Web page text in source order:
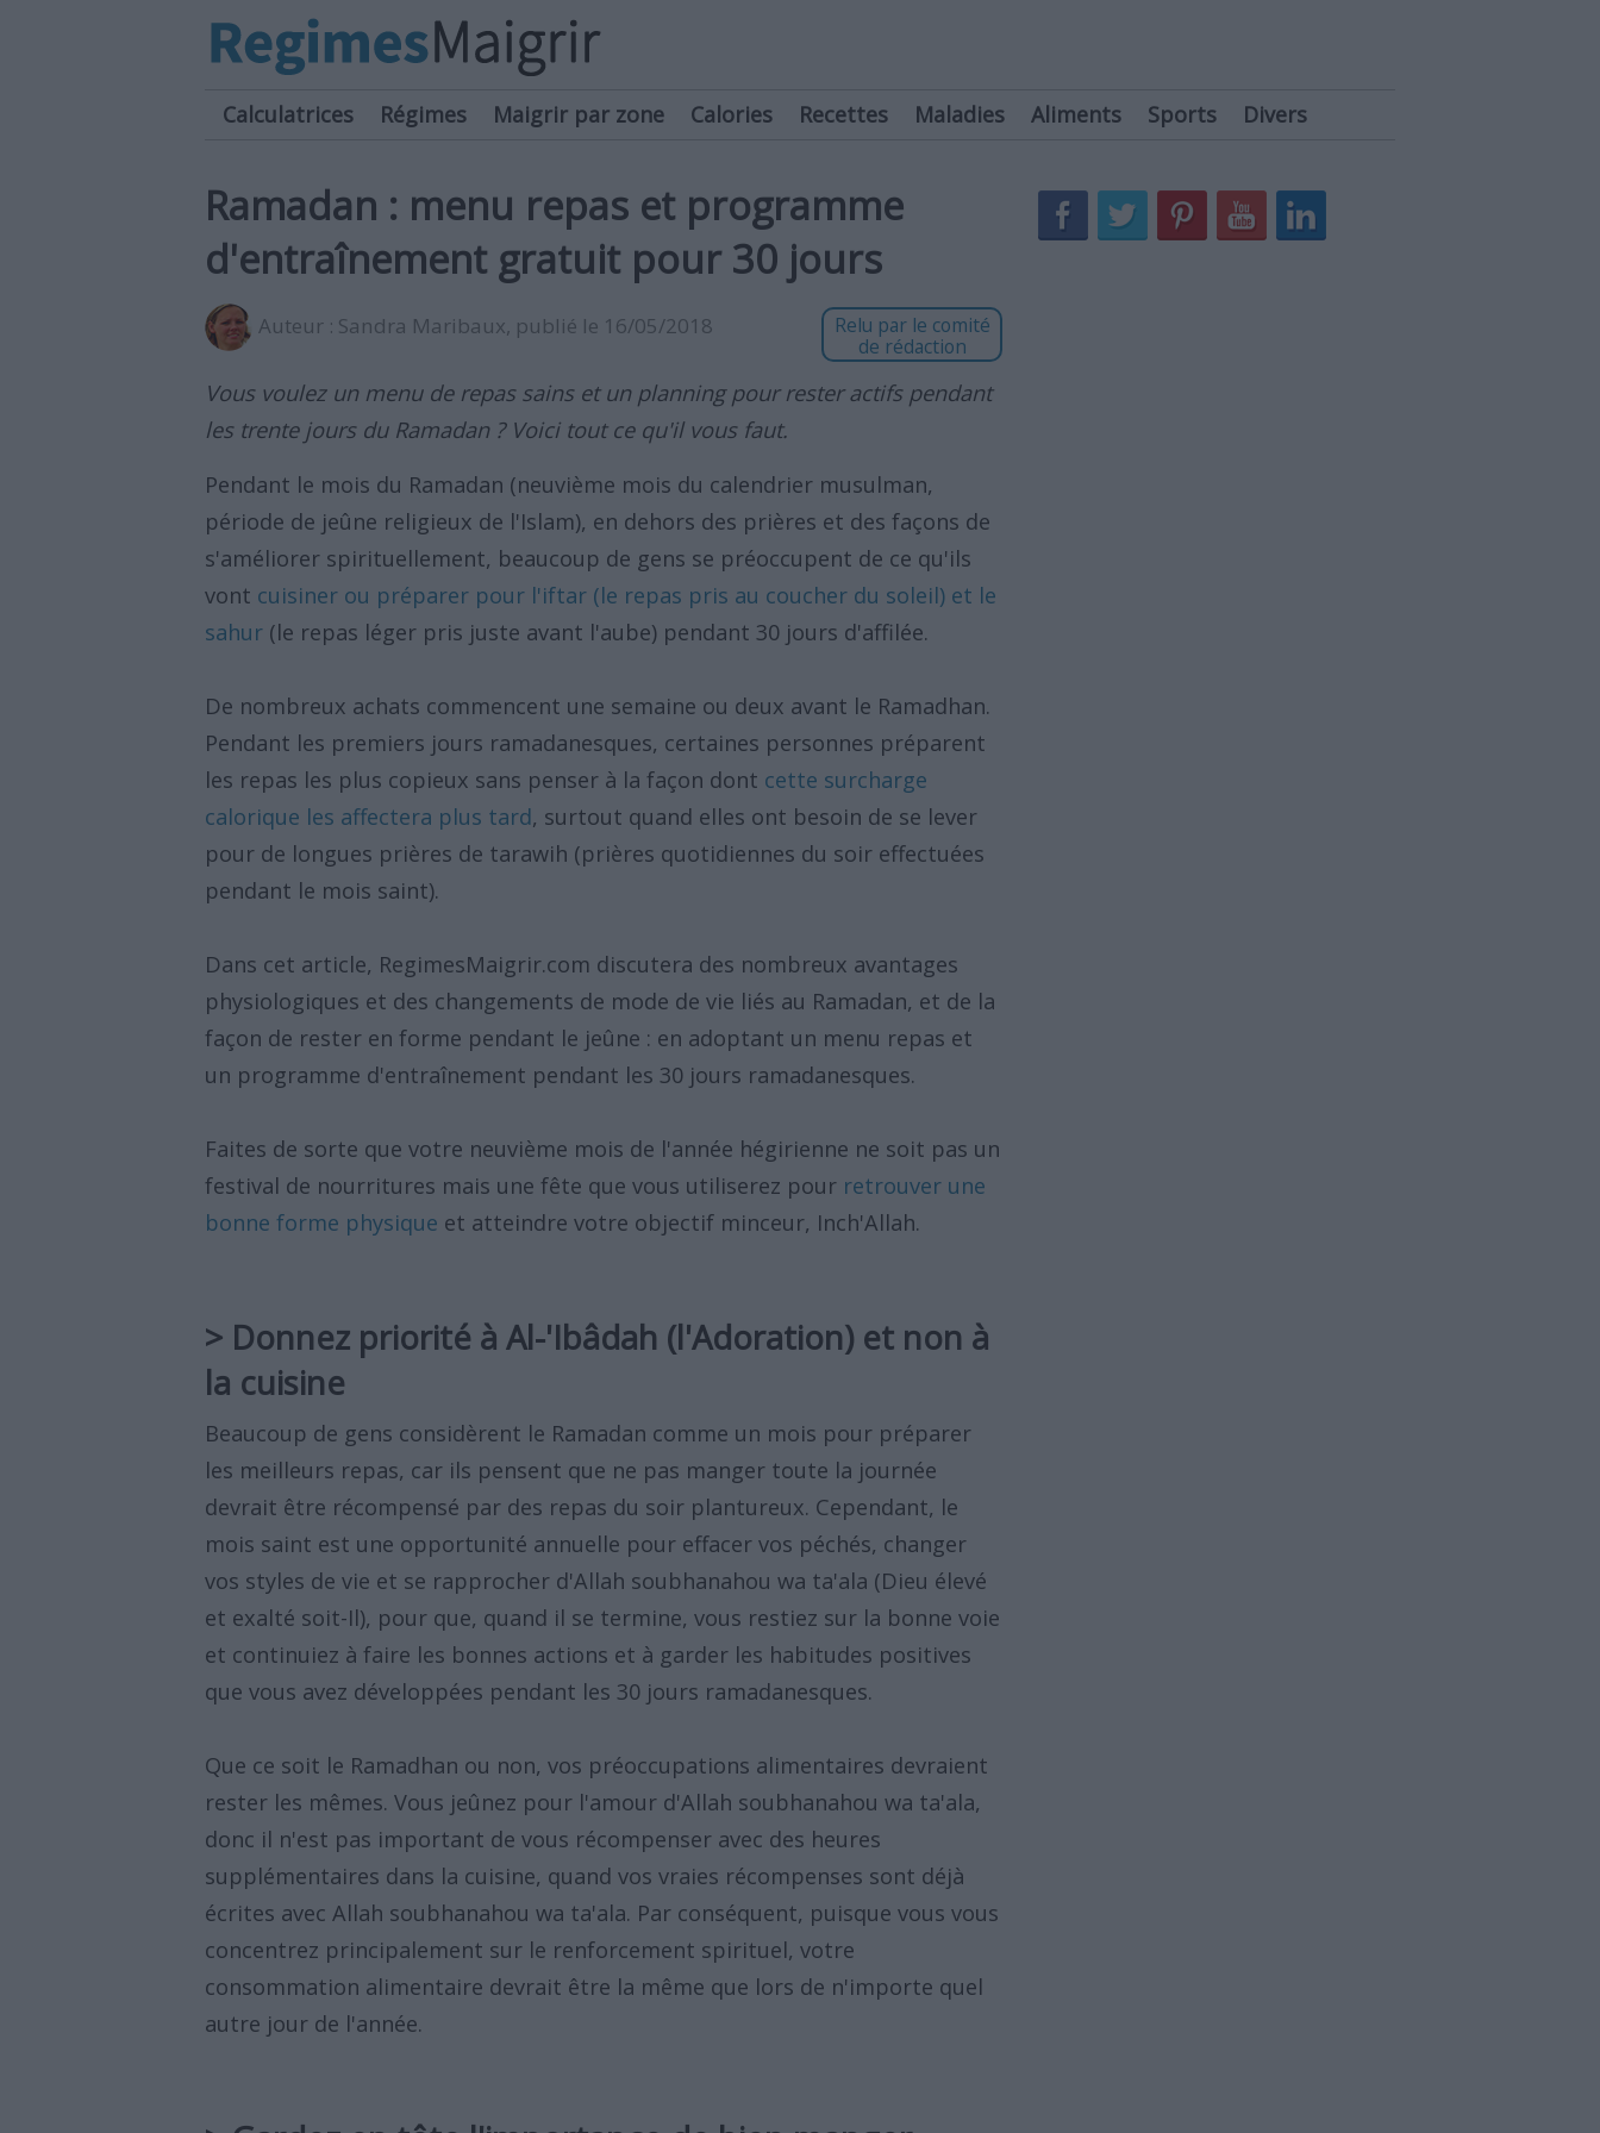
Calculatrices Régimes Maigrir par zone Calories Recettes Maladies Aliments Sports Divers
Ramadan : menu repas et programme
d'entraînement gratuit pour 30 jours
Auteur : Sandra Maribaux, publié le 16/05/2018
Relu par le comité
de rédaction
Vous voulez un menu de repas sains et un planning pour rester actifs pendant
les trente jours du Ramadan ? Voici tout ce qu'il vous faut.
Pendant le mois du Ramadan (neuvième mois du calendrier musulman,
période de jeûne religieux de l'Islam), en dehors des prières et des façons de
s'améliorer spirituellement, beaucoup de gens se préoccupent de ce qu'ils
vont cuisiner ou préparer pour l'iftar (le repas pris au coucher du soleil) et le
sahur (le repas léger pris juste avant l'aube) pendant 30 jours d'affilée.
De nombreux achats commencent une semaine ou deux avant le Ramadhan.
Pendant les premiers jours ramadanesques, certaines personnes préparent
les repas les plus copieux sans penser à la façon dont cette surcharge
calorique les affectera plus tard, surtout quand elles ont besoin de se lever
pour de longues prières de tarawih (prières quotidiennes du soir effectuées
pendant le mois saint).
Dans cet article, RegimesMaigrir.com discutera des nombreux avantages
physiologiques et des changements de mode de vie liés au Ramadan, et de la
façon de rester en forme pendant le jeûne : en adoptant un menu repas et
un programme d'entraînement pendant les 30 jours ramadanesques.
Faites de sorte que votre neuvième mois de l'année hégirienne ne soit pas un
festival de nourritures mais une fête que vous utiliserez pour retrouver une
bonne forme physique et atteindre votre objectif minceur, Inch'Allah.
> Donnez priorité à Al-'Ibâdah (l'Adoration) et non à
la cuisine
Beaucoup de gens considèrent le Ramadan comme un mois pour préparer
les meilleurs repas, car ils pensent que ne pas manger toute la journée
devrait être récompensé par des repas du soir plantureux. Cependant, le
mois saint est une opportunité annuelle pour effacer vos péchés, changer
vos styles de vie et se rapprocher d'Allah soubhanahou wa ta'ala (Dieu élevé
et exalté soit-Il), pour que, quand il se termine, vous restiez sur la bonne voie
et continuiez à faire les bonnes actions et à garder les habitudes positives
que vous avez développées pendant les 30 jours ramadanesques.
Que ce soit le Ramadhan ou non, vos préoccupations alimentaires devraient
rester les mêmes. Vous jeûnez pour l'amour d'Allah soubhanahou wa ta'ala,
donc il n'est pas important de vous récompenser avec des heures
supplémentaires dans la cuisine, quand vos vraies récompenses sont déjà
écrites avec Allah soubhanahou wa ta'ala. Par conséquent, puisque vous vous
concentrez principalement sur le renforcement spirituel, votre
consommation alimentaire devrait être la même que lors de n'importe quel
autre jour de l'année.